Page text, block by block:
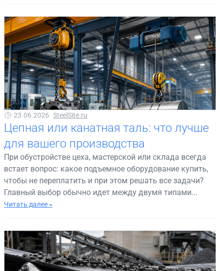
23.06.2026 SteelSite.ru
Цепная или канатная таль: что лучше
для вашего производства
При обустройстве цеха, мастерской или склада всегда
встает вопрос: какое подъемное оборудование купить,
чтобы не переплатить и при этом решать все задачи?
Главный выбор обычно идет между двумя типами...
Читать далее »